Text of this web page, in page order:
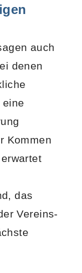
auch
denen
eine
Kommen
das
Vereins-